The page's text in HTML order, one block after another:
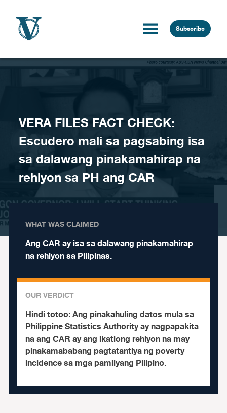
Subscribe
VERA FILES FACT CHECK:
Escudero mali sa pagsabing isa
sa dalawang pinakamahirap na
rehiyon sa PH ang CAR
WHAT WAS CLAIMED
Ang CAR ay isa sa dalawang pinakamahirap
na rehiyon sa Pilipinas.
OUR VERDICT
Hindi totoo:Ang pinakahuling datos mula sa
Philippine Statistics Authority ay nagpapakita
na ang CAR ay ang ikatlong rehiyon na may
pinakamababang pagtatantiya ng poverty
incidence sa mga pamilyang Pilipino.